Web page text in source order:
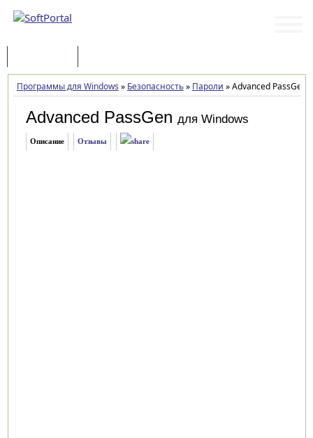
Программы для Windows » Безопасность» Пароли »Advanced PassGen
Advanced PassGen для Windows
Описание Отзывы